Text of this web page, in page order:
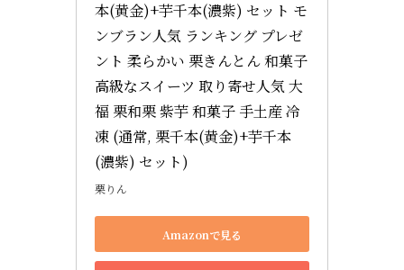
本(黄金)+芋千本(濃紫) セット モ
ンブラン人気 ランキング プレゼ
ント 柔らかい 栗きんとん 和菓子
高級なスイーツ 取り寄せ人気 大
福 栗和栗 紫芋 和菓子 手土産 冷
凍 (通常, 栗千本(黄金)+芋千本
(濃紫) セット)
栗りん
Amazonで見る